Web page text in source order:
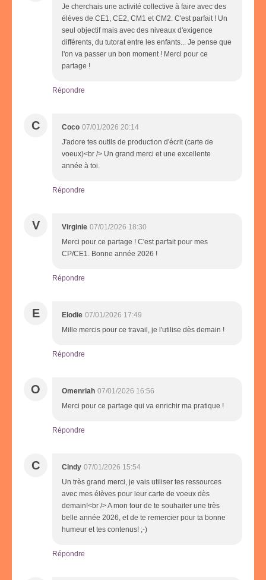
Je cherchais une activité collective à faire avec des
élèves de CE1, CE2, CM1 et CM2. C'est parfait ! Un
seul objectif mais avec des niveaux d'exigence
différents, du tutorat entre les enfants... Je pense que
l'on va passer un bon moment ! Merci pour ce
partage !
Répondre
C Coco 07/01/2026 20:14
J'adore tes outils de production d'écrit (carte de
voeux)<br /> Un grand merci et une excellente
année à toi.
Répondre
V Virginie 07/01/2026 18:30
Merci pour ce partage ! C'est parfait pour mes
CP/CE1. Bonne année 2026 !
Répondre
E Elodie 07/01/2026 17:49
Mille mercis pour ce travail, je l'utilise dès demain !
Répondre
O Omenriah 07/01/2026 16:56
Merci pour ce partage qui va enrichir ma pratique !
Répondre
C Cindy 07/01/2026 15:54
Un très grand merci, je vais utiliser tes ressources
avec mes élèves pour leur carte de voeux dès
demain!<br /> A mon tour de te souhaiter une très
belle année 2026, et de te remercier pour ta bonne
humeur et tes contenus! ;-)
Répondre